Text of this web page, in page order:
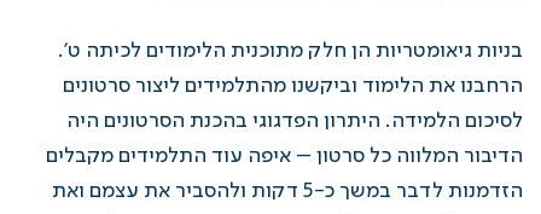
בניות גיאומטריות הן חלק מתוכנית הלימודים לכיתה ט'.
הרחבנו את הלימוד וביקשנו מהתלמידים ליצור סרטונים
לסיכום הלמידה. היתרון הפדגוגי בהכנת הסרטונים היה
הדיבור המלווה כל סרטון – איפה עוד התלמידים מקבלים
הזדמנות לדבר במשך כ-5 דקות ולהסביר את עצמם ואת